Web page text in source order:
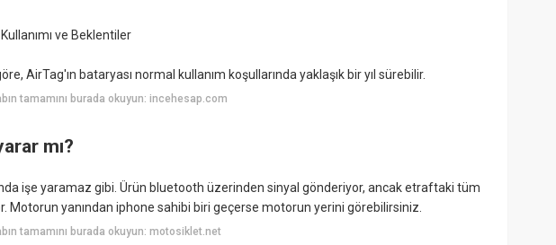
ve Beklentiler
AirTag'ın bataryası normal kullanım koşullarında yaklaşık bir yıl sürebilir.
tamamını burada okuyun: incehesap.com
mı?
işe yaramaz gibi. Ürün bluetooth üzerinden sinyal gönderiyor, ancak etraftaki tüm
Motorun yanından iphone sahibi biri geçerse motorun yerini görebilirsiniz.
tamamını burada okuyun: motosiklet.net